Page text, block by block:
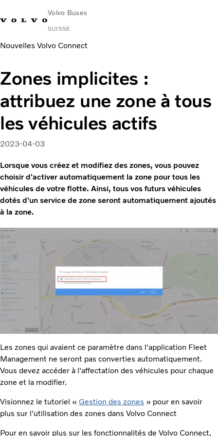
Volvo Buses
SUISSE
Nouvelles Volvo Connect
Zones implicites :
attribuez une zone à tous
les véhicules actifs
2023-04-03
Lorsque vous créez et modifiez des zones, vous pouvez
choisir d'activer automatiquement la zone pour tous les
véhicules de votre flotte. Ainsi, tous vos futurs véhicules
dotés d'un service de zone seront automatiquement ajoutés
à la zone.
Les zones qui avaient ce paramètre dans l'application Fleet
Management ne seront pas converties automatiquement.
Vous devez accéder à l'affectation des véhicules pour chaque
zone et la modifier.​
Visionnez le tutoriel « Gestion des zones » pour en savoir
plus sur l'utilisation des zones dans Volvo Connect
Pour en savoir plus sur les fonctionnalités de Volvo Connect,